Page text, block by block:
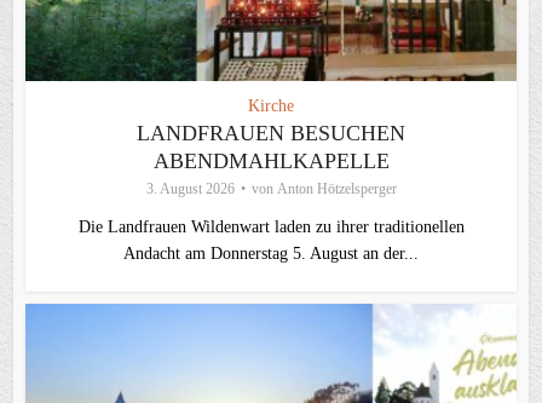
Kirche
LANDFRAUEN BESUCHEN
ABENDMAHLKAPELLE
3. August 2026 von Anton Hötzelsperger
Die Landfrauen Wildenwart laden zu ihrer traditionellen
Andacht am Donnerstag 5. August an der...